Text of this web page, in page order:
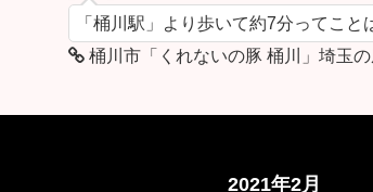
「桶川駅」より歩いて約7分ってこ
桶川市「くれないの豚 桶川」埼玉
2021年2月